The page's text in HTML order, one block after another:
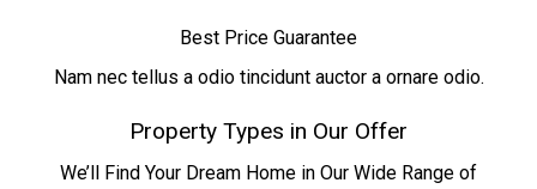
Best Price Guarantee
Nam nec tellus a odio tincidunt auctor a ornare odio.
Property Types in Our Offer
We’ll Find Your Dream Home in Our Wide Range of